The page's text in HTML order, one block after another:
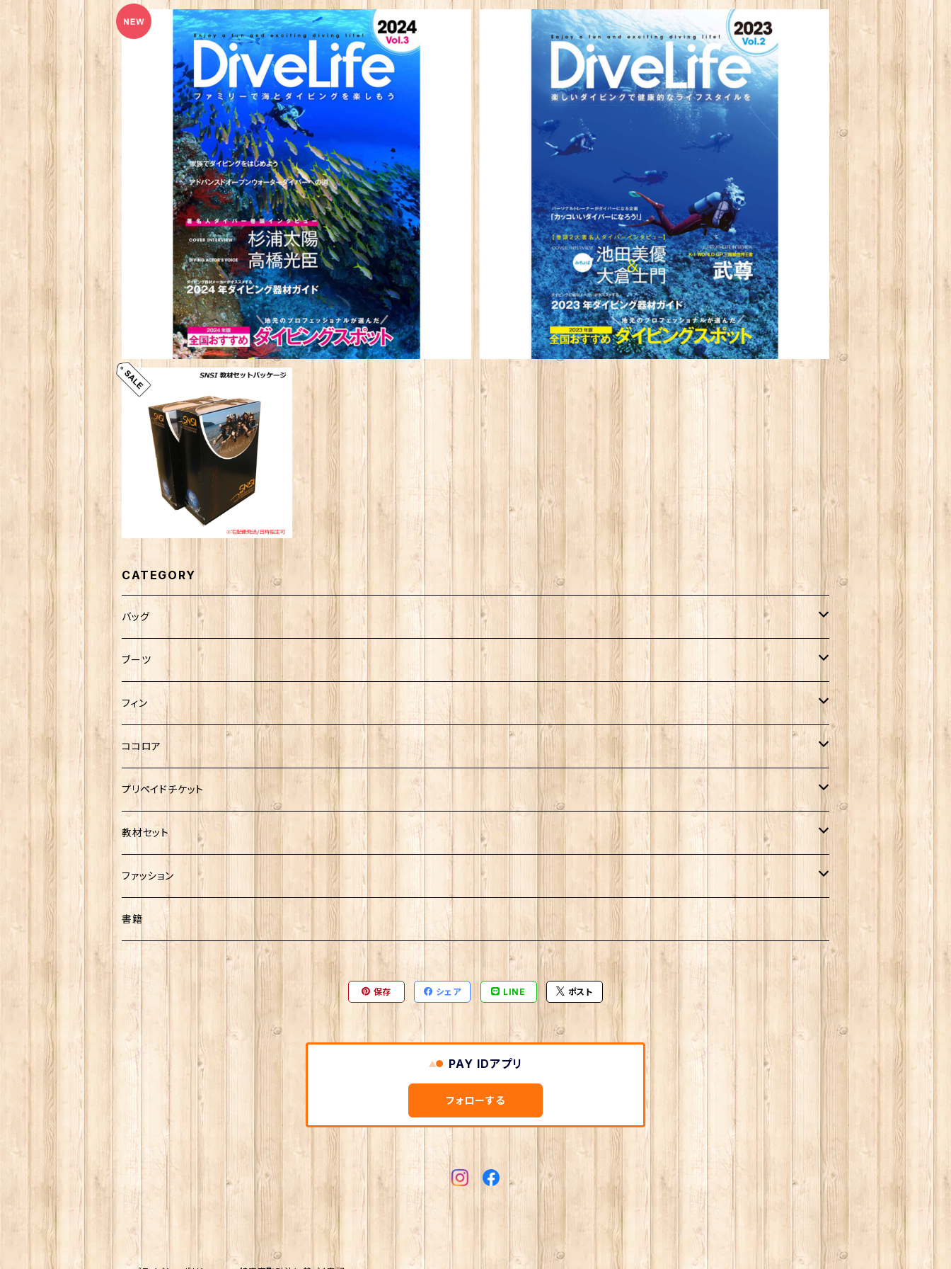
【杉浦太陽さん/高橋光臣さんWインタビュー掲載誌】DiveLife ダイブラ
イフ創刊３号 2024年度版【全国おすすめダイビングスポット特集】など
多彩なコンテンツ掲載
¥1,500
【みちょぱ夫妻/K-1武尊インタビュー掲載誌】DiveLife ダイブライフ創
刊2号 2023年度版【全国おすすめダイビングスポット特集】
¥1,500
SNSI オープンウォーターダイ
バー教材セット 伊豆でダイビン
グライセンス取得に必要な一式
¥16,500
CATEGORY
バッグ
キャリーバッグ
防水バッグ
ブーツ
ファスナーなし
ファスナーあり
フィン
ガル/GULL
フルフットタイプ
ストラップタイプ
エーキューエー/AQA
ココロア
2016モデル
2017モデル
2018モデル
2019モデル
2020モデル
ウエア
小物
プリペイドチケット
ダイブチケット
２ビーチ
体験ダイビング
シュノーケリング
教材セット
OWD用
ファッション
Tシャツ
女性用
男女兼用
書籍
保存 シェア LINE ポスト
PAY IDアプリ
フォローする